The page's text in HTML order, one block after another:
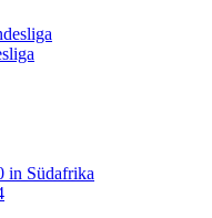
in Südafrika